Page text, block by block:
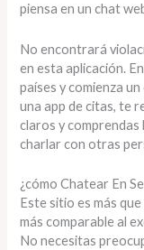
piensa en un chat
No encontrará
en esta aplicación.
países y comienza
una app de citas, te
claros y comprendas
charlar con otras
¿cómo Chatear En
Este sitio es más
más comparable al
No necesitas